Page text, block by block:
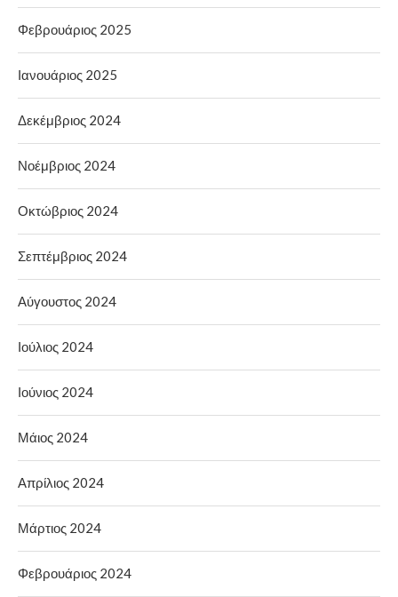
Φεβρουάριος 2025
Ιανουάριος 2025
Δεκέμβριος 2024
Νοέμβριος 2024
Οκτώβριος 2024
Σεπτέμβριος 2024
Αύγουστος 2024
Ιούλιος 2024
Ιούνιος 2024
Μάιος 2024
Απρίλιος 2024
Μάρτιος 2024
Φεβρουάριος 2024